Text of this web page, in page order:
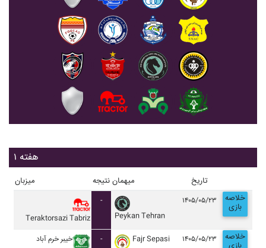
هفته ۱
میزبان نتیجه میهمان تاریخ
Teraktorsazi Tabriz
-
Peykan Tehran
۱۴۰۵/۰۵/۲۳ خلاصه
بازی
خيبر خرم آباد - Fajr Sepasi ۱۴۰۵/۰۵/۲۳ خلاصه